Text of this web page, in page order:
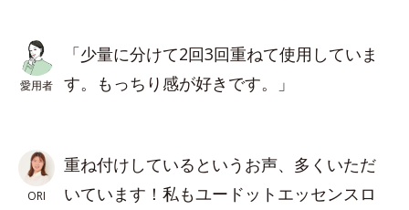
愛用者
「少量に分けて2回3回重ねて使用していま
す。もっちり感が好きです。」
ORI
重ね付けしているというお声、多くいただ
いています！私もユードットエッセンスロ